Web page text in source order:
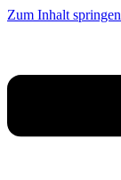
Zum Inhalt springen